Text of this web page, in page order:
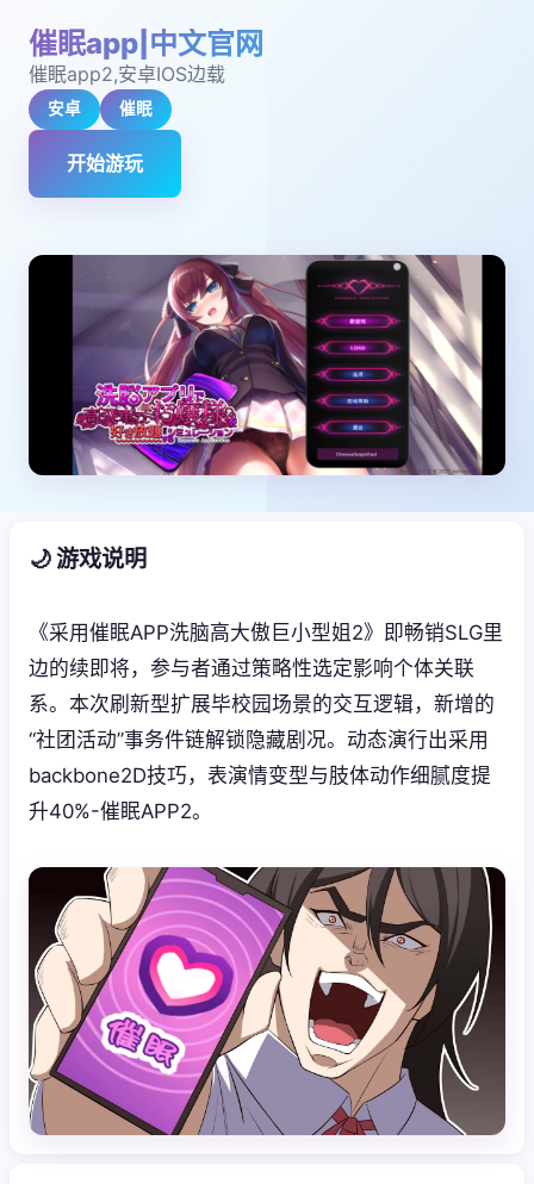
催眠app|中文官网
催眠app2,安卓IOS边载
安卓 催眠
开始游玩
🌙 游戏说明
《采用催眠APP洗脑高大傲巨小型姐2》即畅销SLG里
边的续即将，参与者通过策略性选定影响个体关联
系。本次刷新型扩展毕校园场景的交互逻辑，新增的
“社团活动”事务件链解锁隐藏剧况。动态演行出采用
backbone2D技巧，表演情变型与肢体动作细腻度提
升40%-催眠APP2。